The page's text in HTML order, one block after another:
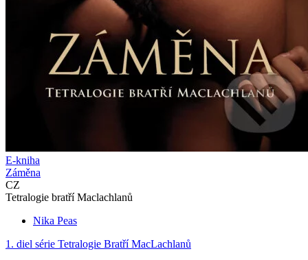
E-kniha
Záměna
CZ
Tetralogie bratří Maclachlanů
Nika Peas
1. diel série Tetralogie Bratří MacLachlanů